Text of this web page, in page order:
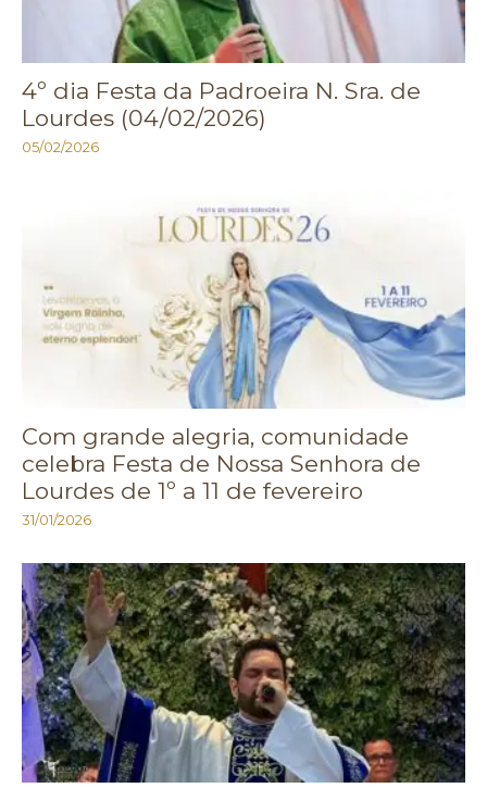
4º dia Festa da Padroeira N. Sra. de
Lourdes (04/02/2026)
05/02/2026
Com grande alegria, comunidade
celebra Festa de Nossa Senhora de
Lourdes de 1º a 11 de fevereiro
31/01/2026